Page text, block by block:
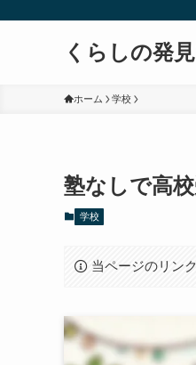
くらしの発
ホーム 学校
塾なしで高
学校
当ページのリン